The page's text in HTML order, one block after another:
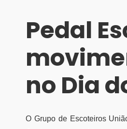
Pedal
no Dia
O Grupo de Escoteiros